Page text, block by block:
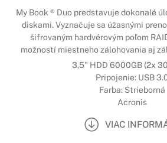
My Book ® Duo predstavuje dokonalé
diskami. Vyznačuje sa úžasnými
šifrovaným hardvérovým poľom
možností miestneho zálohovania aj
3,5" HDD 6000GB (2x
Pripojenie: USB
Farba: Strieborná
Acronis
VIAC